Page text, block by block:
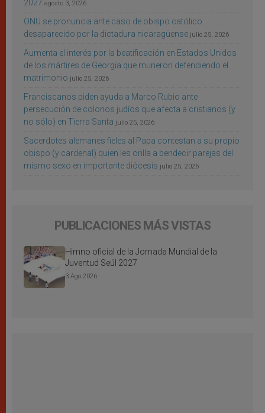
2027 agosto 3, 2026
ONU se pronuncia ante caso de obispo católico
desaparecido por la dictadura nicaragüense julio 25, 2026
Aumenta el interés por la beatificación en Estados Unidos
de los mártires de Georgia que murieron defendiendo el
matrimonio julio 25, 2026
Franciscanos piden ayuda a Marco Rubio ante
persecución de colonos judíos que afecta a cristianos (y
no sólo) en Tierra Santa julio 25, 2026
Sacerdotes alemanes fieles al Papa contestan a su propio
obispo (y cardenal) quien les orilla a bendecir parejas del
mismo sexo en importante diócesis julio 25, 2026
PUBLICACIONES MÁS VISTAS
Himno oficial de la Jornada Mundial de la
Juventud Seúl 2027
3 Ago 2026